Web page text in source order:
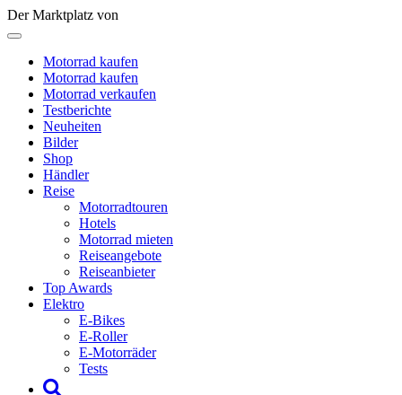
Der Marktplatz von
Motorrad kaufen
Motorrad kaufen
Motorrad verkaufen
Testberichte
Neuheiten
Bilder
Shop
Händler
Reise
Motorradtouren
Hotels
Motorrad mieten
Reiseangebote
Reiseanbieter
Top Awards
Elektro
E-Bikes
E-Roller
E-Motorräder
Tests